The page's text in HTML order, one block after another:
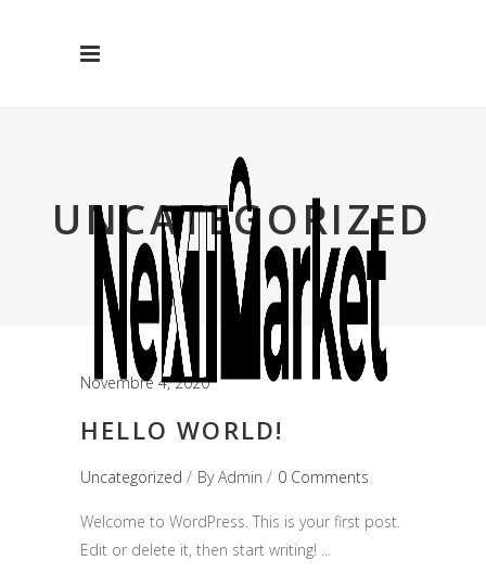
UNCATEGORIZED
Novembre 4, 2020
HELLO WORLD!
Uncategorized ByAdmin 0 Comments
Welcome to WordPress. This is your first post.
Edit or delete it, then start writing!